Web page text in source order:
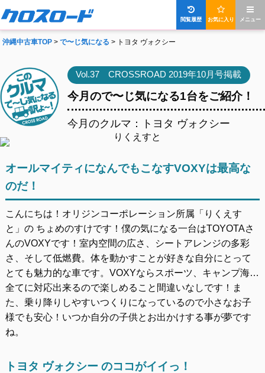
メニュー
お気に入り
閲覧履歴
沖縄中古車TOP >で〜じ気になる > トヨタ ヴォクシー
Vol.37 CROSSROAD 2019年10月号掲載
今月ので〜じ気になる1台をご紹介！
今月のクルマ：トヨタ ヴォクシー
オールマイティになんでもこなすVOXYは最高な
のだ！
こんにちは！オリジンコーポレーション所属「りくえす
と」の ちょめのすけです！僕の気になる一台はTOYOTAさ
んのVOXYです！室内空間の広さ、シートアレンジの多彩
さ、そして低燃費。体を動かすことが好きな自分にとって
とても魅力的な車です。VOXYならスポーツ、キャンプ海…
全てに対応出来るので楽しめること間違いなしです！ま
た、乗り降りしやすいつくりになっているので小さなお子
様でも安心！いつか自分の子供とお出かけする事が夢です
ね。
トヨタ ヴォクシー のココがイイっ！